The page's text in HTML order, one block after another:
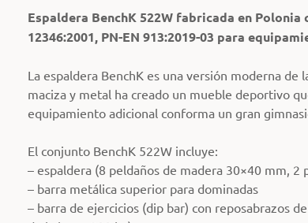
Espaldera BenchK 522W fabricada en
12346:2001, PN-EN 913:2019-03 para
La espaldera BenchK es una versión moderna de
maciza y metal ha creado un mueble deportivo
equipamiento adicional conforma un gran
El conjunto BenchK 522W incluye:
– espaldera (8 peldaños de madera 30×40 mm,
– barra metálica superior para dominadas
– barra de ejercicios (dip bar) con reposabrazos